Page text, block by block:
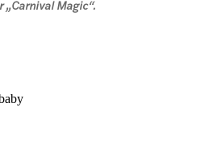
Magic“.